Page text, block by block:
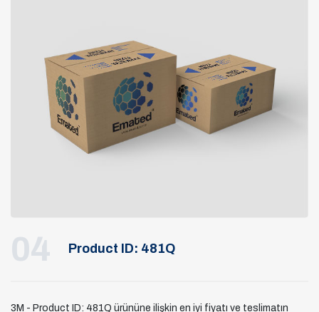
04 Product ID: 481Q
3M - Product ID: 481Q ürününe ilişkin en iyi fiyatı ve teslimatın